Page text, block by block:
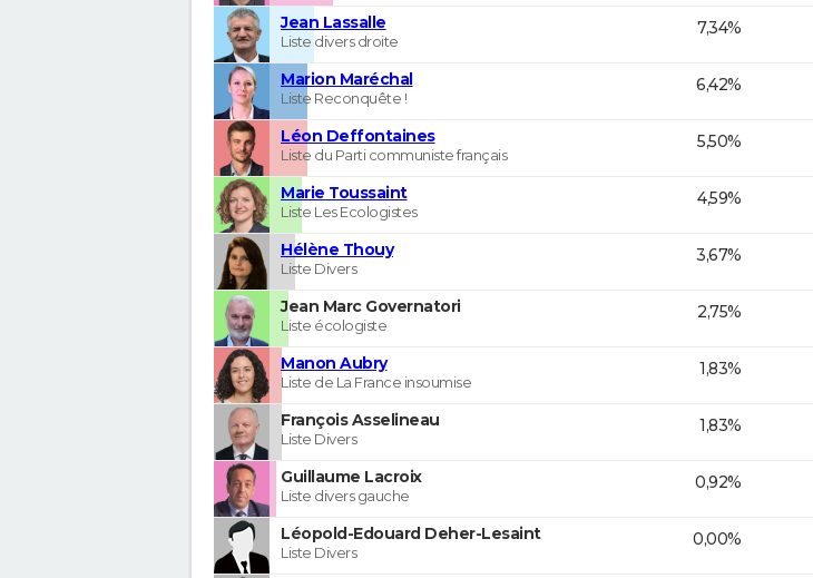
Jean Lassalle
Liste divers droite
7,34%
Marion Maréchal
Liste Reconquête !
6,42%
Léon Deffontaines
Liste du Parti communiste français
5,50%
Marie Toussaint
Liste Les Ecologistes
4,59%
Hélène Thouy
Liste Divers
3,67%
Jean Marc Governatori
Liste écologiste
2,75%
Manon Aubry
Liste de La France insoumise
1,83%
François Asselineau
Liste Divers
1,83%
Guillaume Lacroix
Liste divers gauche
0,92%
Léopold-Edouard Deher-Lesaint
Liste Divers
0,00%